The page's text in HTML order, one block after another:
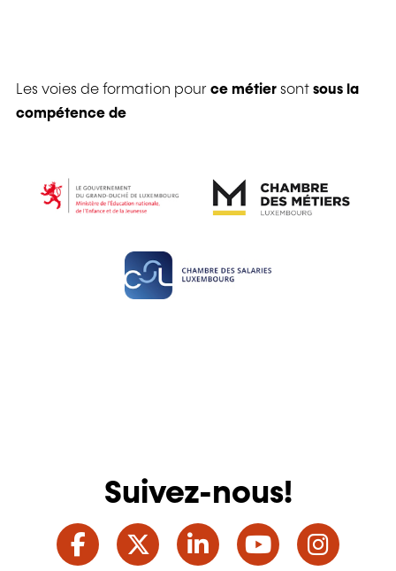
Les voies de formation pour ce métier sont sous la
compétence de
Suivez-nous!
Facebook
TwitterLinkedInYouTube